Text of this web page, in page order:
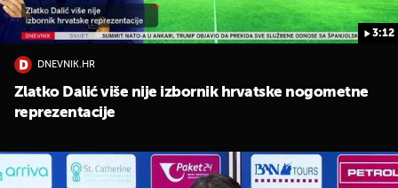
3:12
DNEVNIK.HR
Zlatko Dalić više nije izbornik hrvatske nogometne
reprezentacije